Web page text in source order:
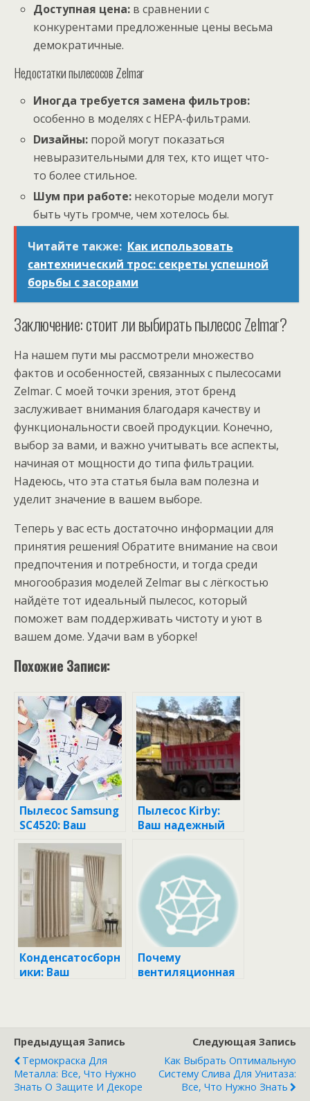
Доступная цена: в сравнении с
конкурентами предложенные цены весьма
демократичные.
Недостатки пылесосов Zelmаr
Иногда требуется замена фильтров:
особенно в моделях с HEPA-фильтрами.
Dизайны: порой могут показаться
невыразительными для тех, кто ищет что-
то более стильное.
Шум при работе: некоторые модели могут
быть чуть громче, чем хотелось бы.
Читайте также: Как использовать
сантехнический трос: секреты успешной
борьбы с засорами
Заключение: стоит ли выбирать пылесос Zelmаr?
На нашем пути мы рассмотрели множество
фактов и особенностей, связанных с пылесосами
Zelmаr. С моей точки зрения, этот бренд
заслуживает внимания благодаря качеству и
функциональности своей продукции. Конечно,
выбор за вами, и важно учитывать все аспекты,
начиная от мощности до типа фильтрации.
Надеюсь, что эта статья была вам полезна и
уделит значение в вашем выборе.
Теперь у вас есть достаточно информации для
принятия решения! Обратите внимание на свои
предпочтения и потребности, и тогда среди
многообразия моделей Zelmаr вы с лёгкостью
найдёте тот идеальный пылесос, который
поможет вам поддерживать чистоту и уют в
вашем доме. Удачи вам в уборке!
Похожие Записи:
Пылесос Samsung
SC4520: Ваш
Незаменимый
Помощник в
Уборке
Пылесос Kirby:
Ваш надежный
с пылью и
грязью!
Конденсатосборн
ики: Ваш
влагой
Почему
вентиляционная
помощник в
создании
комфорта
Предыдущая Запись
Термокраска Для
Металла: Все, Что Нужно
Знать О Защите И Декоре
Следующая Запись
Как Выбрать Оптимальную
Систему Слива Для Унитаза:
Все, Что Нужно Знать